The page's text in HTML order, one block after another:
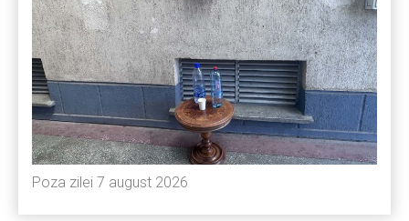
Poza zilei 7 august 2026